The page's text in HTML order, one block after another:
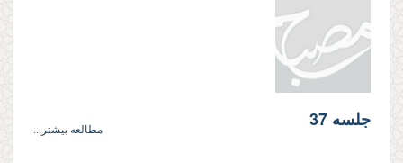
جلسه 37 مطالعه بیشتر...